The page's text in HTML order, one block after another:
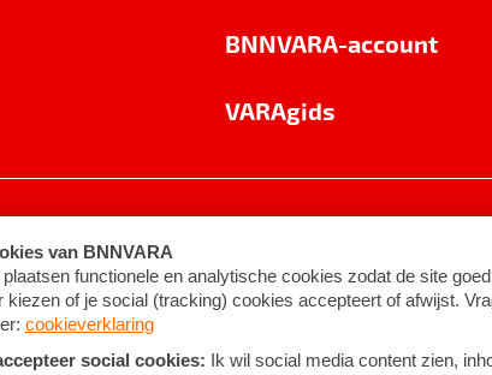
BNNVARA-account
VARAgids
Algemene voorwaarden ©2026BNNVARA